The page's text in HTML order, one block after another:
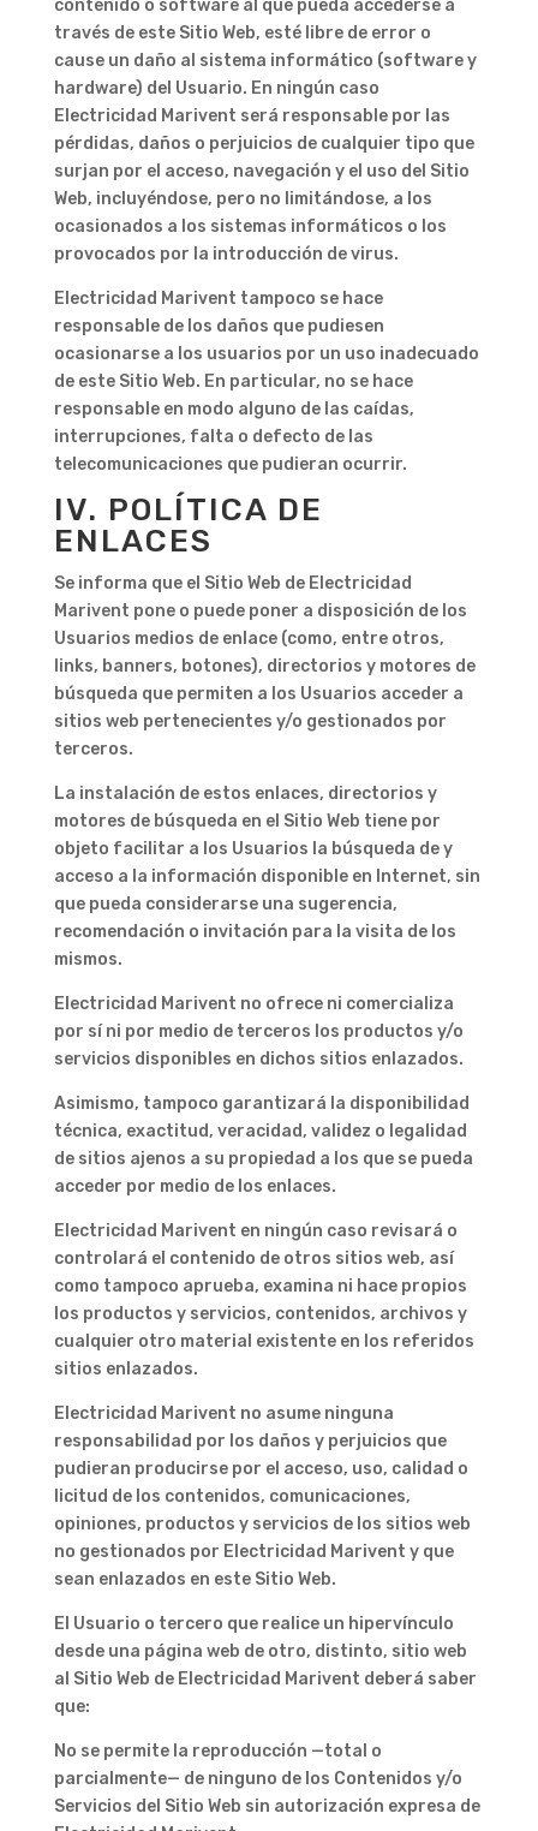
contenido o software al que pueda accederse a
través de este Sitio Web, esté libre de error o
cause un daño al sistema informático (software y
hardware) del Usuario. En ningún caso
Electricidad Marivent será responsable por las
pérdidas, daños o perjuicios de cualquier tipo que
surjan por el acceso, navegación y el uso del Sitio
Web, incluyéndose, pero no limitándose, a los
ocasionados a los sistemas informáticos o los
provocados por la introducción de virus.
Electricidad Marivent tampoco se hace
responsable de los daños que pudiesen
ocasionarse a los usuarios por un uso inadecuado
de este Sitio Web. En particular, no se hace
responsable en modo alguno de las caídas,
interrupciones, falta o defecto de las
telecomunicaciones que pudieran ocurrir.
IV. POLÍTICA DE
ENLACES
Se informa que el Sitio Web de Electricidad
Marivent pone o puede poner a disposición de los
Usuarios medios de enlace (como, entre otros,
links, banners, botones), directorios y motores de
búsqueda que permiten a los Usuarios acceder a
sitios web pertenecientes y/o gestionados por
terceros.
La instalación de estos enlaces, directorios y
motores de búsqueda en el Sitio Web tiene por
objeto facilitar a los Usuarios la búsqueda de y
acceso a la información disponible en Internet, sin
que pueda considerarse una sugerencia,
recomendación o invitación para la visita de los
mismos.
Electricidad Marivent no ofrece ni comercializa
por sí ni por medio de terceros los productos y/o
servicios disponibles en dichos sitios enlazados.
Asimismo, tampoco garantizará la disponibilidad
técnica, exactitud, veracidad, validez o legalidad
de sitios ajenos a su propiedad a los que se pueda
acceder por medio de los enlaces.
Electricidad Marivent en ningún caso revisará o
controlará el contenido de otros sitios web, así
como tampoco aprueba, examina ni hace propios
los productos y servicios, contenidos, archivos y
cualquier otro material existente en los referidos
sitios enlazados.
Electricidad Marivent no asume ninguna
responsabilidad por los daños y perjuicios que
pudieran producirse por el acceso, uso, calidad o
licitud de los contenidos, comunicaciones,
opiniones, productos y servicios de los sitios web
no gestionados por Electricidad Marivent y que
sean enlazados en este Sitio Web.
El Usuario o tercero que realice un hipervínculo
desde una página web de otro, distinto, sitio web
al Sitio Web de Electricidad Marivent deberá saber
que:
No se permite la reproducción —total o
parcialmente— de ninguno de los Contenidos y/o
Servicios del Sitio Web sin autorización expresa de